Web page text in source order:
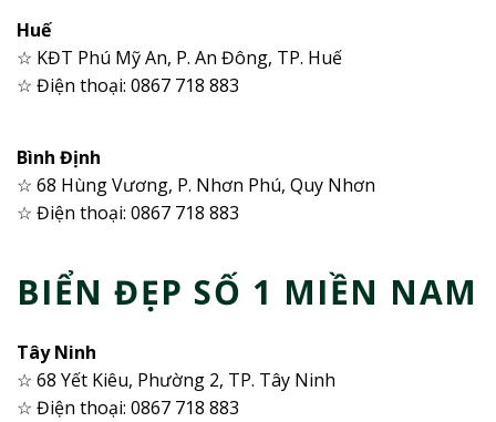
Huế
☆ KĐT Phú Mỹ An, P. An Đông, TP. Huế
☆ Điện thoại: 0867 718 883
Bình Định
☆ 68 Hùng Vương, P. Nhơn Phú, Quy Nhơn
☆ Điện thoại: 0867 718 883
BIỂN ĐẸP SỐ 1 MIỀN NAM
Tây Ninh
☆ 68 Yết Kiêu, Phường 2, TP. Tây Ninh
☆ Điện thoại: 0867 718 883